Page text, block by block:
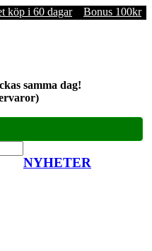
köp i 60 dagar Bonus 100kr
samma dag!
NYHETER